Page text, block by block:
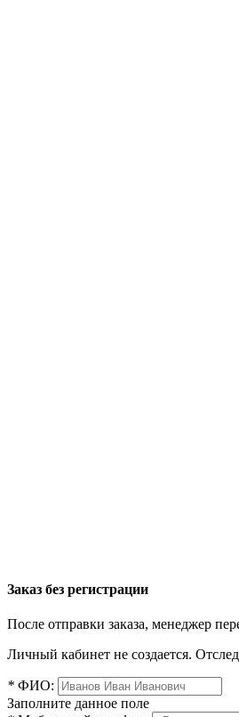
Заказ без регистрации
После отправки заказа, менеджер
Личный кабинет не создается.
* ФИО:
Заполните данное поле